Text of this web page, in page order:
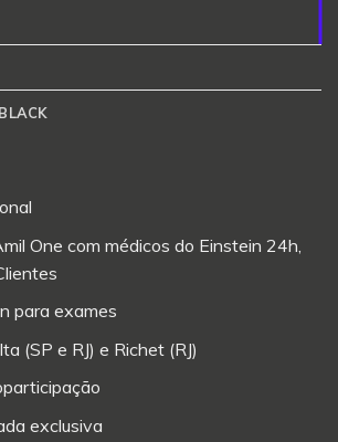
One com médicos do Einstein 24h,
para exames
(SP e RJ) e Richet (RJ)
exclusiva